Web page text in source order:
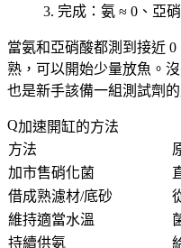
完成： 氨 ≈ 0、亞
當氨和亞硝酸都測到接近
熟，可以開始少量放魚。
也是新手該備一組測試劑的
加速開缸的方法
方法
加市售硝化菌
借成熟濾材/底砂
維持適當水溫
持續供氨